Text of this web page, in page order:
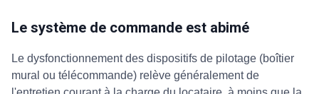
Le système de commande est abimé
Le dysfonctionnement des dispositifs de pilotage (boîtier
mural ou télécommande) relève généralement de